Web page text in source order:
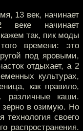
13 век, начинает
веке начинает
так, пик моды
того времени: это
под яровыми,
отдыхает, а 2
культурах,
как правило,
каши.
в озимую. Но
технология своего
распространения.